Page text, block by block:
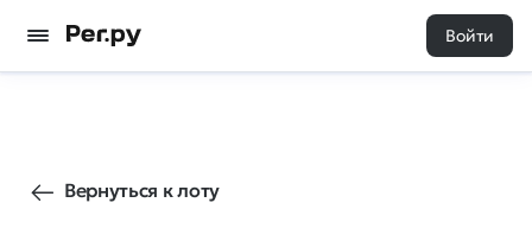
Войти
Вернуться к лоту
26 0